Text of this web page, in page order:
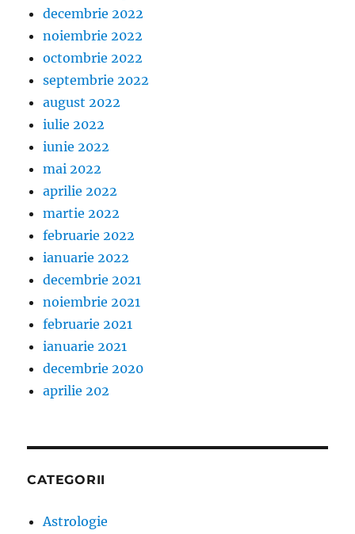
decembrie 2022
noiembrie 2022
octombrie 2022
septembrie 2022
august 2022
iulie 2022
iunie 2022
mai 2022
aprilie 2022
martie 2022
februarie 2022
ianuarie 2022
decembrie 2021
noiembrie 2021
februarie 2021
ianuarie 2021
decembrie 2020
aprilie 202
CATEGORII
Astrologie